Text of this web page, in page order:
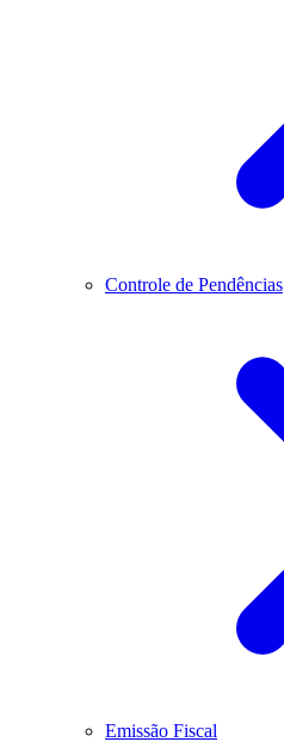
Controle de Pendências
Emissão Fiscal